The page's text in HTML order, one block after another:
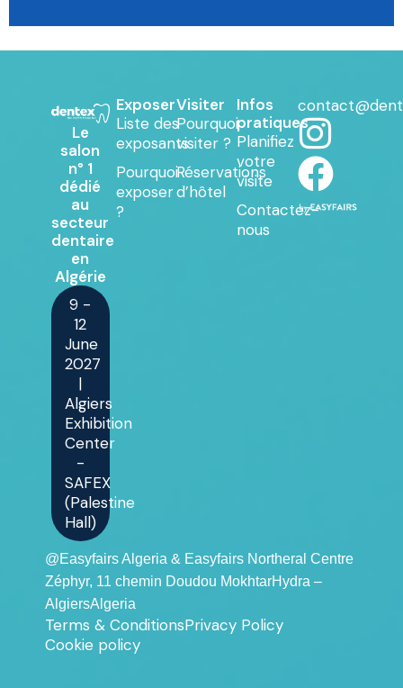
Le
salon
n° 1
dédié
au
secteur
dentaire
en
Algérie
9 -
12
June
2027
|
Algiers
Exhibition
Center
-
SAFEX
(Palestine
Hall)
Exposer
Liste des
exposants
Pourquoi
exposer
?
Visiter
Pourquoi
visiter ?
Réservations
d’hôtel
Infos
pratiques
Planifiez
votre
visite
Contactez-
nous
@Easyfairs Algeria & Easyfairs Northeral Centre
Zéphyr, 11 chemin Doudou MokhtarHydra –
AlgiersAlgeria
Terms & ConditionsPrivacy Policy
Cookie policy